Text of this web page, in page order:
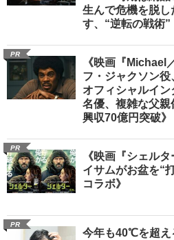
生んで危機を脱
す、“逆転の戦術”
PR
《映画『Michael
フ・ジャクソン
オフィシャルイ
名優、複雑な父
興収70億円突破》
PR
《映画『シェル
イサムがお盆を“
コラボ》
PR
今年も40℃を超え